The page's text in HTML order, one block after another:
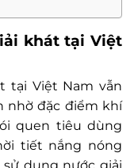
khát tại Việt
tại Việt Nam vẫn
nhờ đặc điểm khí
quen tiêu dùng
tiết nắng nóng